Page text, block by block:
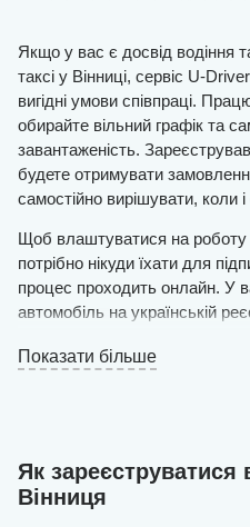
Якщо у вас є досвід водіння
таксі у Вінниці, сервіс U-
вигідні умови співпраці.
обирайте вільний графік та
завантаженість.
будете отримувати
самостійно вирішувати, коли
Щоб влаштуватися на роботу
потрібно нікуди їхати для
процес проходить онлайн. У
автомобіль на українській
Залишайте заявку на нашому
Онлайн-реєстрація у таксі
фахівці створюють обліковий
необхідні дані, щоб ви могли
Показати більше
Як зареєструватися
Вінниця